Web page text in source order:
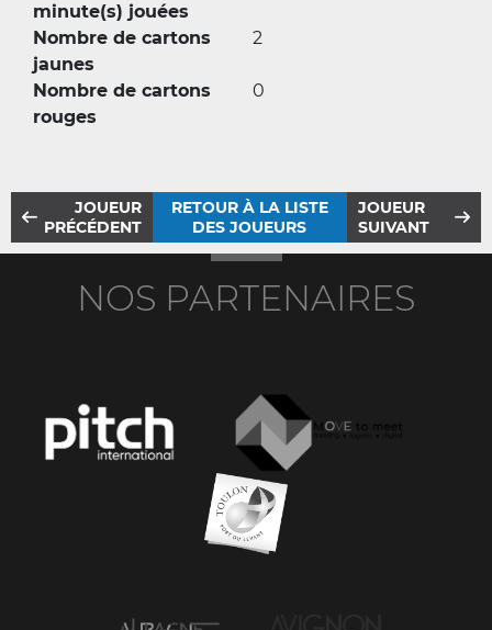
minute(s) jouées
Nombre de cartons
jaunes
2
Nombre de cartons
rouges
0
JOUEUR
PRÉCÉDENT
RETOUR À LA LISTE
DES JOUEURS
JOUEUR
SUIVANT
NOS PARTENAIRES